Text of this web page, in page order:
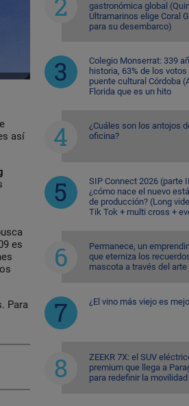
así
es
Para
gastronómica global
Ultramarinos elige Coral
para su desembarco)
Colegio Monserrat: 339
historia, 63% de los votos
puente cultural Córdoba
Florida que es un hito
¿Cuáles son los antojos
oficina?
SIP Connect 2026 (parte
¿cómo nace el nuevo
de producción? (Long
Tik Tok + multi cross +
Permanece, un
que eterniza los
mascota a través del arte
¿El vino más viejo es
ZEEKR 7X: el SUV
premium que llega a
para redefinir la movilidad